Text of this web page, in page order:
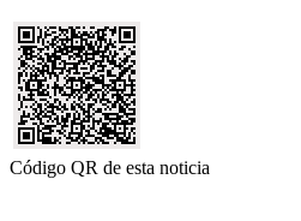
Código QR de esta noticia